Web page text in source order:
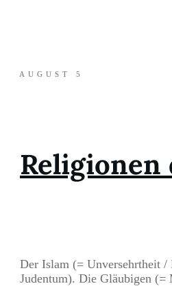
AUGUST 5
Religionen
Der Islam (= Unversehrtheit /
Judentum). Die Gläubigen (=